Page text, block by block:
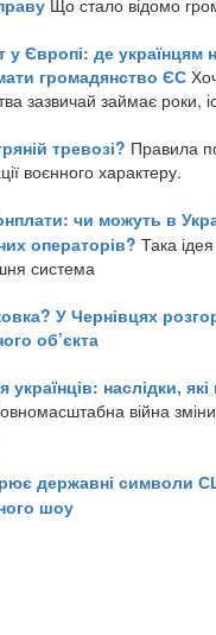
у Європі: де українцям
громадянство ЄС
зазвичай займає роки,
тревозі? Правила
воєнного характеру.
чи можуть в
операторів? Така
система
У Чернівцях
об’єкта
українців: наслідки,
війна
державні символи
шоу